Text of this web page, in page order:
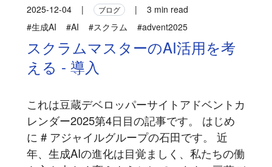
2025-12-04 | ブログ |
3 min read
#生成AI
#AI #スクラム #advent2025
スクラムマスターのAI活用を考
える - 導入
これは豆蔵デベロッパーサイトアドベントカ
レンダー2025第4日目の記事です。 はじめ
に # アジャイルグループの石田です。 近
年、生成AIの進化は目覚ましく、私たちの働